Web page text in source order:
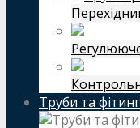
Труби та